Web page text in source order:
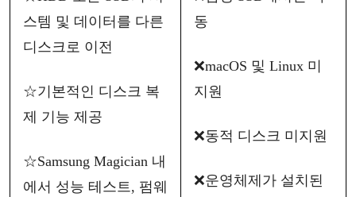
스템 및 데이터를 다른
디스크로 이전
☆기본적인 디스크 복
제
기능 제공
☆Samsung Magician 내
에서 성능 테스트, 펌웨
동
❌macOS 및 Linux 미
지원
❌동적 디스크 미지원
❌운영체제가 설치된